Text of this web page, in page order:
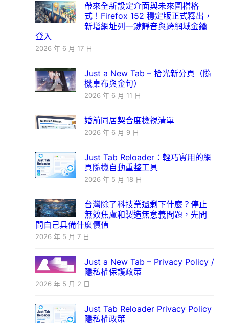
帶來全新設定介面與未來圖檔格
式！Firefox 152 穩定版正式釋出，
新增網址列一鍵靜音與跨網域金鑰
登入
2026 年 6 月 17 日
Just a New Tab – 拾光新分頁（隨
機桌布與金句）
2026 年 6 月 11 日
婚前同居契合度檢視清單
2026 年 6 月 9 日
Just Tab Reloader：輕巧實用的網
頁隨機自動重整工具
2026 年 5 月 18 日
台灣除了科技業還剩下什麼？停止
無效焦慮和製造無意義問題，先問
問自己具備什麼價值
2026 年 5 月 7 日
Just a New Tab – Privacy Policy /
隱私權保護政策
2026 年 5 月 2 日
Just Tab Reloader Privacy Policy
隱私權政策